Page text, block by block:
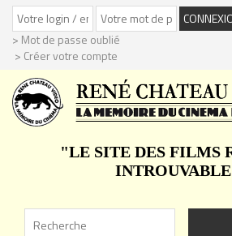
> Mot de passe oublié
> Créer votre compte
"LE SITE DES FILMS